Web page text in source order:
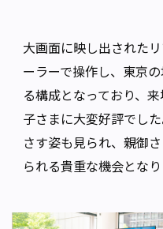
大画面に映し出された
ーラーで操作し、東京
る構成となっており、
子さまに大変好評でし
さす姿も見られ、親御
られる貴重な機会となり